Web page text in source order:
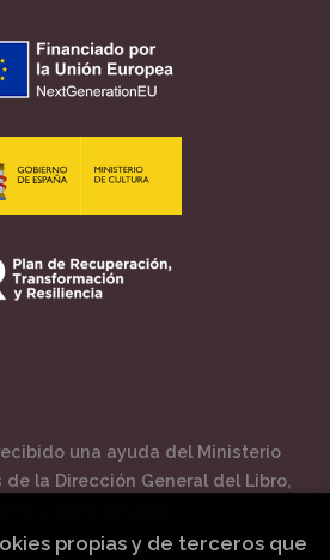
una ayuda del Ministerio
la Dirección General del Libro,
propias y de terceros que